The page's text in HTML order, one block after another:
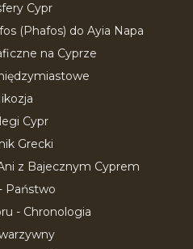
Cypr
(Phafos) do Ayia Napa
na Cyprze
Cypr
Grecki
z Bajecznym Cyprem
Państwo
- Chronologia